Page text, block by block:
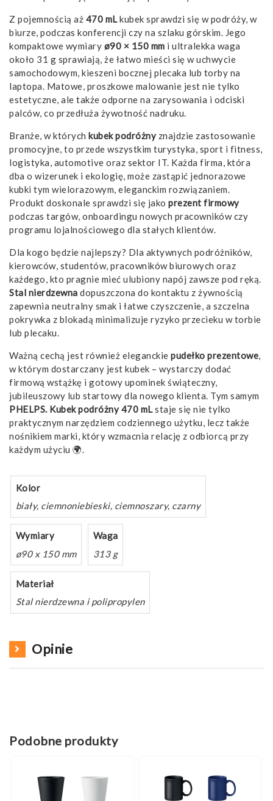
Z pojemnością aż 470 mLkubek sprawdzi się w podróży, w
biurze, podczas konferencji czy na szlaku górskim. Jego
kompaktowe wymiary ø90 × 150 mm i ultralekka waga
około 31 g sprawiają, że łatwo mieści się w uchwycie
samochodowym, kieszeni bocznej plecaka lub torby na
laptopa. Matowe, proszkowe malowanie jest nie tylko
estetyczne, ale także odporne na zarysowania i odciski
palców, co przedłuża żywotność nadruku.
Branże, w których kubek podróżnyznajdzie zastosowanie
promocyjne, to przede wszystkim turystyka, sport i fitness,
logistyka, automotive oraz sektor IT. Każda firma, która
dba o wizerunek i ekologię, może zastąpić jednorazowe
kubki tym wielorazowym, eleganckim rozwiązaniem.
Produkt doskonale sprawdzi się jako prezent firmowy
podczas targów, onboardingu nowych pracowników czy
programu lojalnościowego dla stałych klientów.
Dla kogo będzie najlepszy? Dla aktywnych podróżników,
kierowców, studentów, pracowników biurowych oraz
każdego, kto pragnie mieć ulubiony napój zawsze pod ręką.
Stal nierdzewna dopuszczona do kontaktu z żywnością
zapewnia neutralny smak i łatwe czyszczenie, a szczelna
pokrywka z blokadą minimalizuje ryzyko przecieku w torbie
lub plecaku.
Ważną cechą jest również eleganckie pudełko prezentowe,
w którym dostarczany jest kubek – wystarczy dodać
firmową wstążkę i gotowy upominek świąteczny,
jubileuszowy lub startowy dla nowego klienta. Tym samym
PHELPS. Kubek podróżny 470 mLstaje się nie tylko
praktycznym narzędziem codziennego użytku, lecz także
nośnikiem marki, który wzmacnia relację z odbiorcą przy
każdym użyciu 🌍.
Kolor
biały, ciemnoniebieski, ciemnoszary, czarny
Wymiary
ø90 x 150 mm
Waga
313 g
Materiał
Stal nierdzewna i polipropylen
Opinie
Podobne produkty